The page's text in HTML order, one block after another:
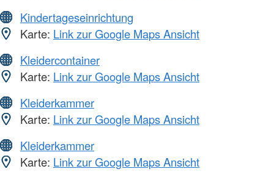
Kindertageseinrichtung
Karte: Link zur Google Maps Ansicht
Kleidercontainer
Karte: Link zur Google Maps Ansicht
Kleiderkammer
Karte: Link zur Google Maps Ansicht
Kleiderkammer
Karte: Link zur Google Maps Ansicht